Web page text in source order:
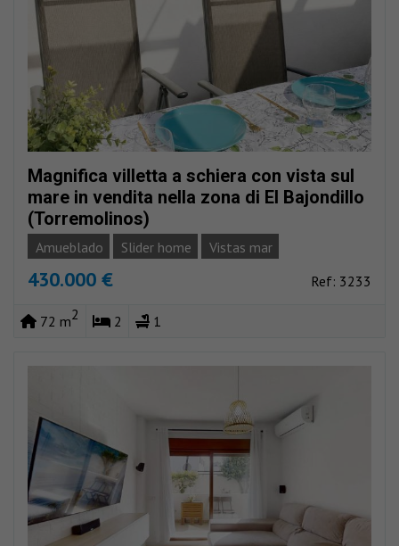
Magnifica villetta a schiera con vista sul
mare in vendita nella zona di El Bajondillo
(Torremolinos)
Amueblado Slider home Vistas mar
430.000 € Ref: 3233
72 m2 2 1